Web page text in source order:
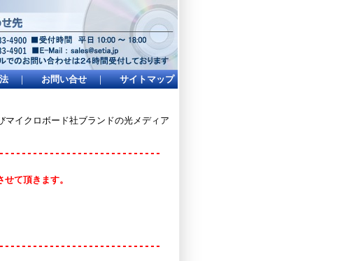
｜ お問い合せ ｜ サイトマップ
イクロボード社ブランドの光メディア
て頂きます。